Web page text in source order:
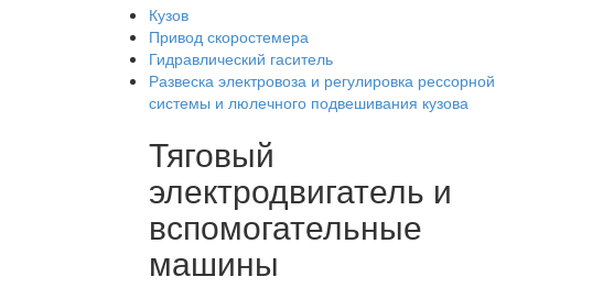
Кузов
Привод скоростемера
Гидравлический гаситель
Развеска электровоза и регулировка рессорной
системы и люлечного подвешивания кузова
Тяговый
электродвигатель и
вспомогательные
машины